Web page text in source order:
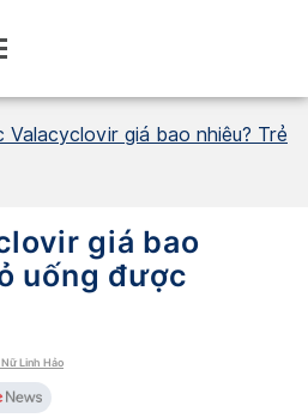
Valacyclovir giá bao nhiêu? Trẻ
giá bao
uống được
Nữ Linh Hảo